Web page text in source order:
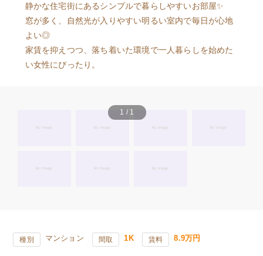
静かな住宅街にあるシンプルで暮らしやすいお部屋✨
窓が多く、自然光が入りやすい明るい室内で毎日が心地
よい◎
家賃を抑えつつ、落ち着いた環境で一人暮らしを始めた
い女性にぴったり。
1 / 1
種別 マンション 間取 1K 賃料 8.9万円